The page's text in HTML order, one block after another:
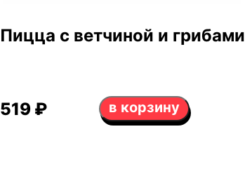
Пицца с ветчиной и грибами
519 ₽ в корзину